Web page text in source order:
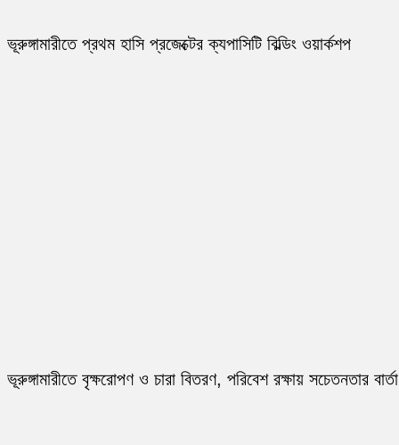
ভূরুঙ্গামারীতে প্রথম হাসি প্রজেক্টের ক্যপাসিটি বিল্ডিং ওয়ার্কশপ
ভূরুঙ্গামারীতে বৃক্ষরোপণ ও চারা বিতরণ, পরিবেশ রক্ষায় সচেতনতার বার্তা